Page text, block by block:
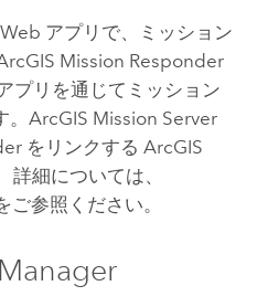
アプリで、ミッション
Mission Responder
プリを通じてミッション
ArcGIS Mission Server
をリンクする ArcGIS
詳細については、
ご参照ください。